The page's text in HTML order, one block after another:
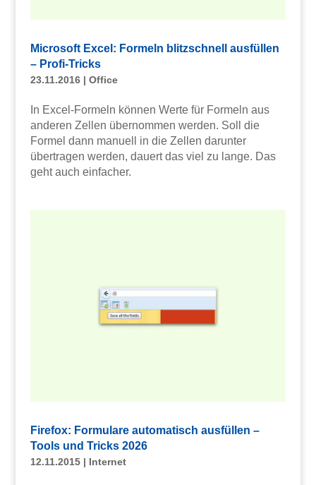
Microsoft Excel: Formeln blitzschnell ausfüllen
– Profi-Tricks
23.11.2016| Office
In Excel-Formeln können Werte für Formeln aus
anderen Zellen übernommen werden. Soll die
Formel dann manuell in die Zellen darunter
übertragen werden, dauert das viel zu lange. Das
geht auch einfacher.
Firefox: Formulare automatisch ausfüllen –
Tools und Tricks 2026
12.11.2015| Internet